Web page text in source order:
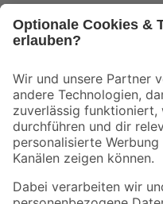
Der toom Newsletter: Keine
Zur Newsletter
Folge uns